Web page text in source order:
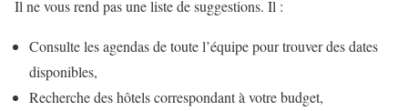
Il ne vous rend pas une liste de suggestions. Il :
Consulte les agendas de toute l’équipe pour trouver des dates
disponibles,
Recherche des hôtels correspondant à votre budget,